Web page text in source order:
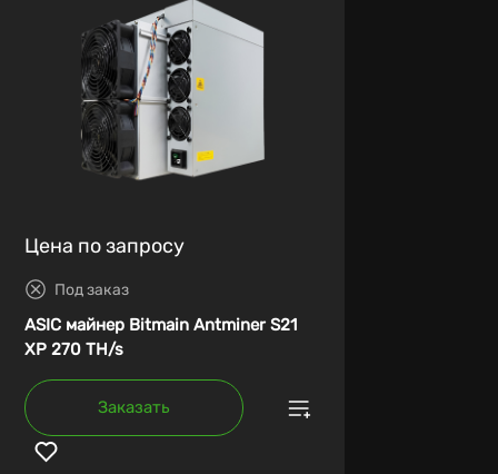
Цена по запросу
Под заказ
ASIC майнер Bitmain Antminer S21
XP 270 TH/s
Заказать